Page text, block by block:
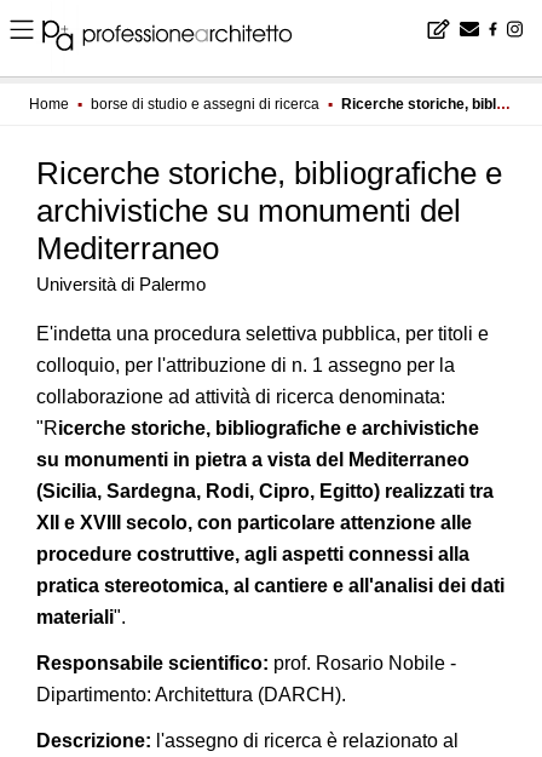
Home ▪ borse di studio e assegni di ricerca ▪ Ricerche storiche, bibliografiche e archivistiche su monumenti del Mediterraneo
Ricerche storiche, bibliografiche e
archivistiche su monumenti del
Mediterraneo
Università di Palermo
E'indetta una procedura selettiva pubblica, per titoli e
colloquio, per l'attribuzione di n. 1 assegno per la
collaborazione ad attività di ricerca denominata:
"Ricerche storiche, bibliografiche e archivistiche
su monumenti in pietra a vista del Mediterraneo
(Sicilia, Sardegna, Rodi, Cipro, Egitto) realizzati tra
XII e XVIII secolo, con particolare attenzione alle
procedure costruttive, agli aspetti connessi alla
pratica stereotomica, al cantiere e all'analisi dei dati
materiali".
Responsabile scientifico: prof. Rosario Nobile -
Dipartimento: Architettura (DARCH).
Descrizione: l'assegno di ricerca è relazionato al